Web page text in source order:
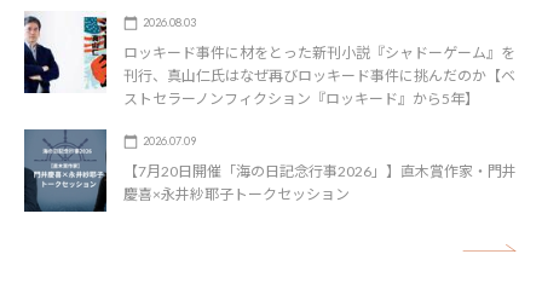
2026.08.03
ロッキード事件に材をとった新刊小説『シャドーゲーム』を
刊行、真山仁氏はなぜ再びロッキード事件に挑んだのか【ベ
ストセラーノンフィクション『ロッキード』から5年】
2026.07.09
【7月20日開催「海の日記念行事2026」】直木賞作家・門井
慶喜×永井紗耶子トークセッション